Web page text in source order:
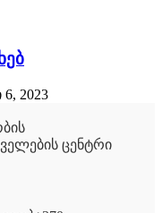
6, 2023
ცენტრი